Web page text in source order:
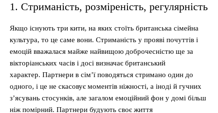
1. Стриманість, розміреність, регулярність
Якщо існують три кити, на яких стоїть британська сімейна
культура, то це саме вони. Стриманість у прояві почуттів і
емоцій вважалася майже найвищою доброчесністю ще за
вікторіанських часів і досі визначає британський
характер. Партнери в сім’ї поводяться стримано один до
одного, і це не скасовує моментів ніжності, а іноді й гучних
з’ясувань стосунків, але загалом емоційний фон у домі більш
ніж помірний. Партнери будують своє життя